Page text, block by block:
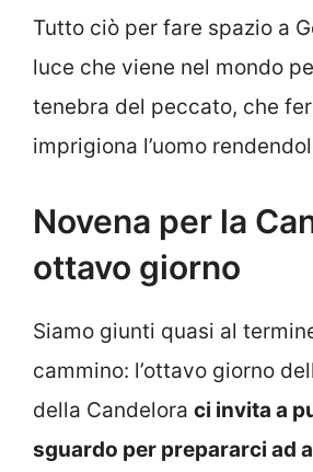
Tutto ciò per fare spazio a
luce che viene nel mondo
tenebra del peccato, che
imprigiona l’uomo
Novena per la
ottavo giorno
Siamo giunti quasi al
cammino: l’ottavo giorno
della Candelora ci invita a
sguardo per prepararci ad